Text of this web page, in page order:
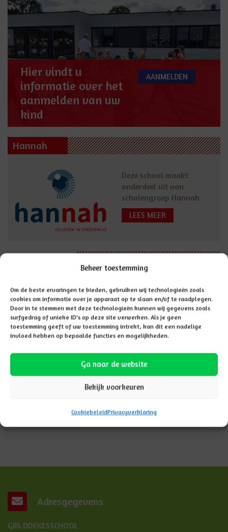
Beheer toestemming
Om de beste ervaringen te bieden, gebruiken wij technologieën zoals
cookies om informatie over je apparaat op te slaan en/of te raadplegen.
Door in te stemmen met deze technologieën kunnen wij gegevens zoals
surfgedrag of unieke ID's op deze site verwerken. Als je geen
toestemming geeft of uw toestemming intrekt, kan dit een nadelige
invloed hebben op bepaalde functies en mogelijkheden.
Ga naar de website
Bekijk voorkeuren
CookiebeleidPrivacyverklaring
Hier vindt u
informatie over het
aanmelden van uw
kind
AANMELDEN
Hannah
Deze school maakt
onderdeel uit van
scholengroep Hannah
LEES MEER
Adresgegevens
GBS DOEKESSCHOOL